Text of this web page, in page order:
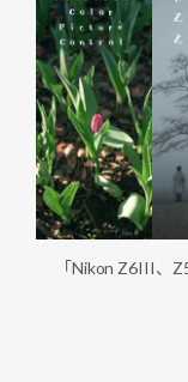
「Nikon Z6III、